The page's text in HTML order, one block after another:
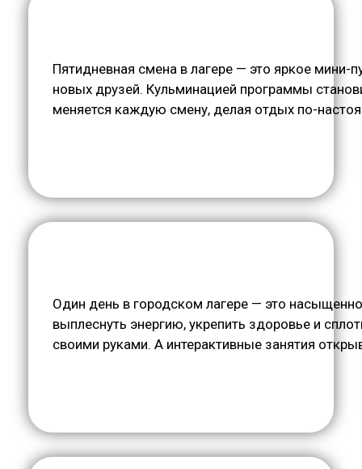
Пятидневная смена в лагере — это яркое мини-
новых друзей. Кульминацией программы
меняется каждую смену, делая отдых по-
Один день в городском лагере — это
выплеснуть энергию, укрепить здоровье и
своими руками. А интерактивные занятия